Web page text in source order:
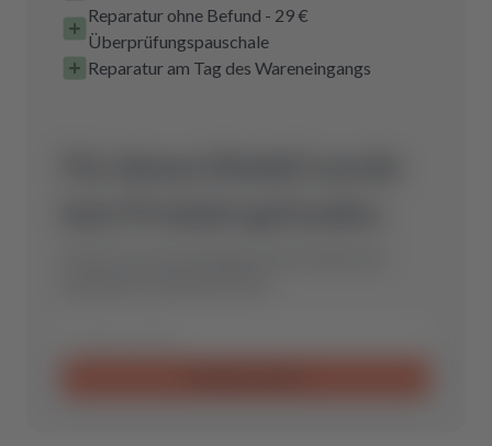
Reparatur ohne Befund - 29 €
Überprüfungspauschale
Reparatur am Tag des Wareneingangs